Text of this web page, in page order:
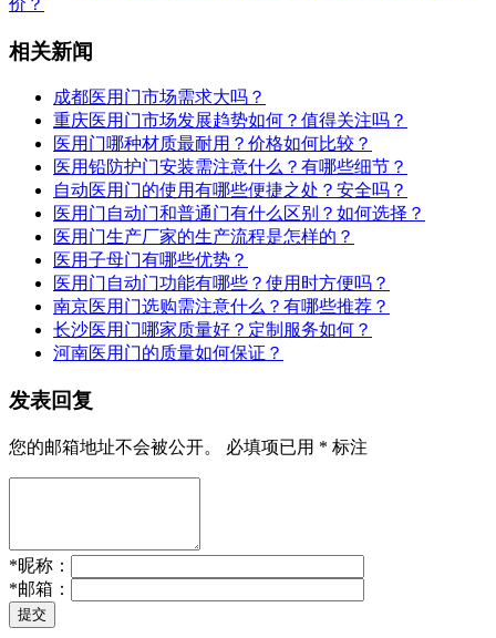
相关新闻
成都医用门市场需求大吗？
重庆医用门市场发展趋势如何？值得关注吗？
医用门哪种材质最耐用？价格如何比较？
医用铅防护门安装需注意什么？有哪些细节？
自动医用门的使用有哪些便捷之处？安全吗？
医用门自动门和普通门有什么区别？如何选择？
医用门生产厂家的生产流程是怎样的？
医用子母门有哪些优势？
医用门自动门功能有哪些？使用时方便吗？
南京医用门选购需注意什么？有哪些推荐？
长沙医用门哪家质量好？定制服务如何？
河南医用门的质量如何保证？
发表回复
您的邮箱地址不会被公开。 必填项已用 * 标注
*昵称：
*邮箱：
提交